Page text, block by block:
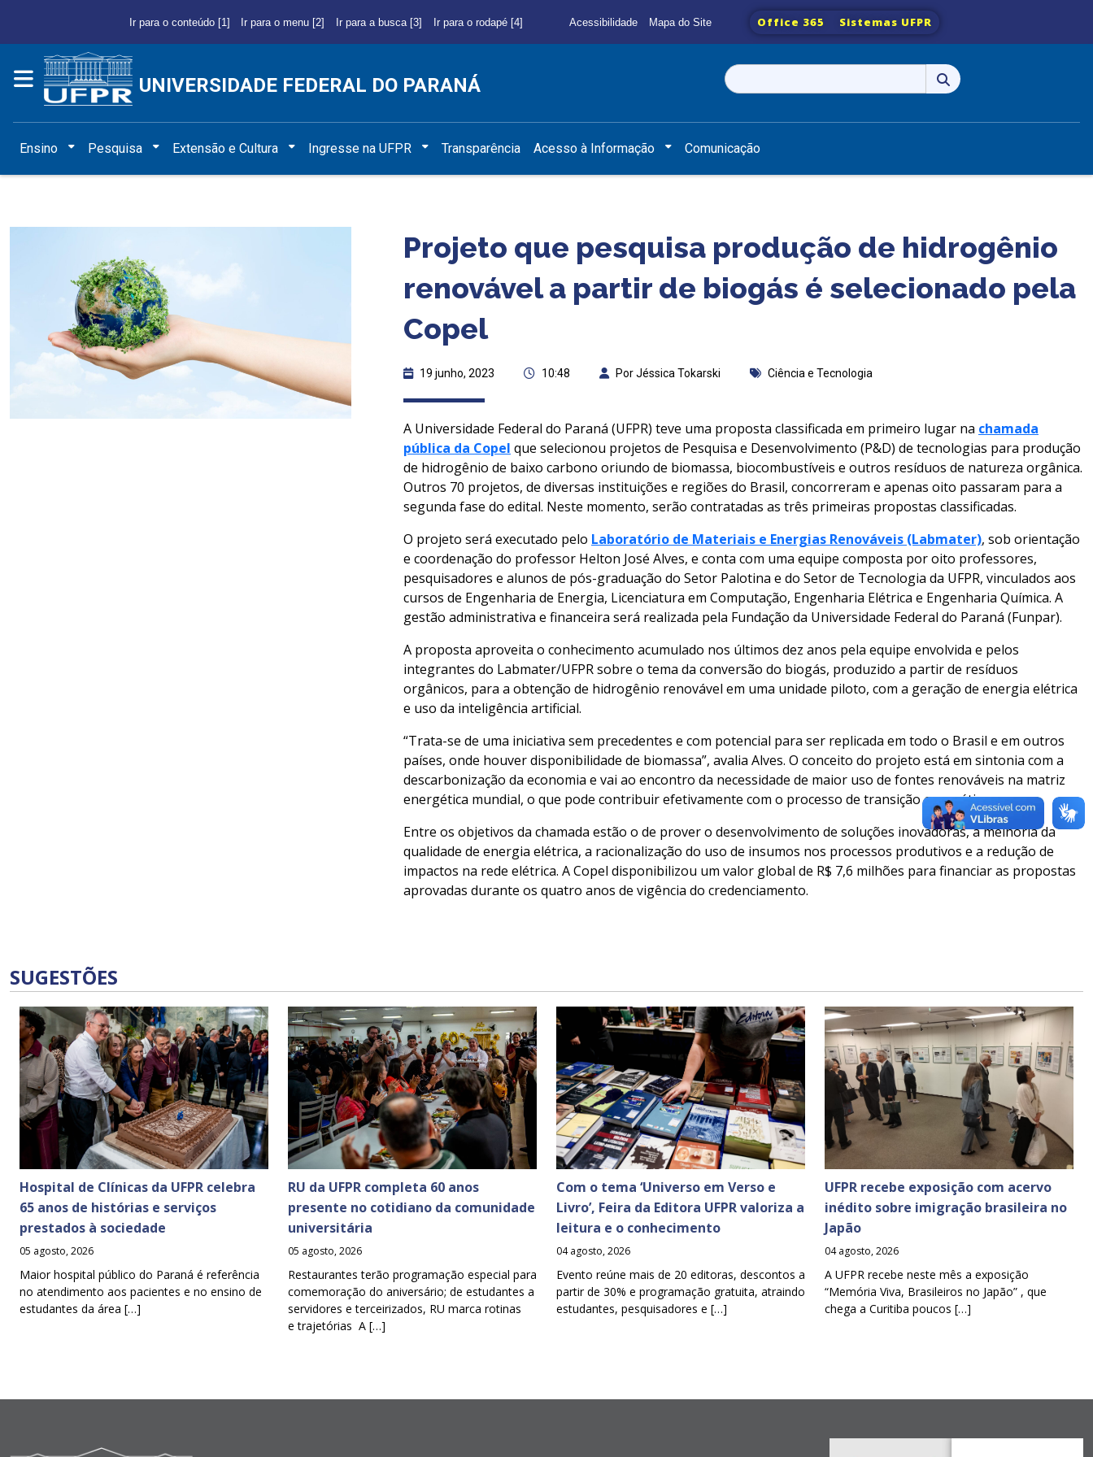
Ir para o conteúdo [1] Ir para o menu [2] Ir para a busca [3] Ir para o rodapé [4] Acessibilidade Mapa do Site Office 365 Sistemas UFPR
UNIVERSIDADE FEDERAL DO PARANÁ
Pesquisar
por:
Ensino Pesquisa Extensão e Cultura Ingresse na UFPR Transparência Acesso à Informação Comunicação
Projeto que pesquisa produção de hidrogênio
renovável a partir de biogás é selecionado pela
Copel
19 junho, 2023 10:48 Por Jéssica Tokarski Ciência e Tecnologia
A Universidade Federal do Paraná (UFPR) teve uma proposta classificada em primeiro lugar na chamada
pública da Copel que selecionou projetos de Pesquisa e Desenvolvimento (P&D) de tecnologias para produção
de hidrogênio de baixo carbono oriundo de biomassa, biocombustíveis e outros resíduos de natureza orgânica.
Outros 70 projetos, de diversas instituições e regiões do Brasil, concorreram e apenas oito passaram para a
segunda fase do edital. Neste momento, serão contratadas as três primeiras propostas classificadas.
O projeto será executado pelo Laboratório de Materiais e Energias Renováveis (Labmater), sob orientação
e coordenação do professor Helton José Alves, e conta com uma equipe composta por oito professores,
pesquisadores e alunos de pós-graduação do Setor Palotina e do Setor de Tecnologia da UFPR, vinculados aos
cursos de Engenharia de Energia, Licenciatura em Computação, Engenharia Elétrica e Engenharia Química. A
gestão administrativa e financeira será realizada pela Fundação da Universidade Federal do Paraná (Funpar).
A proposta aproveita o conhecimento acumulado nos últimos dez anos pela equipe envolvida e pelos
integrantes do Labmater/UFPR sobre o tema da conversão do biogás, produzido a partir de resíduos
orgânicos, para a obtenção de hidrogênio renovável em uma unidade piloto, com a geração de energia elétrica
e uso da inteligência artificial.
“Trata-se de uma iniciativa sem precedentes e com potencial para ser replicada em todo o Brasil e em outros
países, onde houver disponibilidade de biomassa”, avalia Alves. O conceito do projeto está em sintonia com a
descarbonização da economia e vai ao encontro da necessidade de maior uso de fontes renováveis na matriz
energética mundial, o que pode contribuir efetivamente com o processo de transição energética.
Entre os objetivos da chamada estão o de prover o desenvolvimento de soluções inovadoras, a melhoria da
qualidade de energia elétrica, a racionalização do uso de insumos nos processos produtivos e a redução de
impactos na rede elétrica. A Copel disponibilizou um valor global de R$ 7,6 milhões para financiar as propostas
aprovadas durante os quatro anos de vigência do credenciamento.
SUGESTÕES
Hospital de Clínicas da UFPR celebra
65 anos de histórias e serviços
prestados à sociedade
05 agosto, 2026
Maior hospital público do Paraná é referência
no atendimento aos pacientes e no ensino de
estudantes da área […]
RU da UFPR completa 60 anos
presente no cotidiano da comunidade
universitária
05 agosto, 2026
Restaurantes terão programação especial para
comemoração do aniversário; de estudantes a
servidores e terceirizados, RU marca rotinas
e trajetórias A […]
Com o tema ‘Universo em Verso e
Livro’, Feira da Editora UFPR valoriza a
leitura e o conhecimento
04 agosto, 2026
Evento reúne mais de 20 editoras, descontos a
partir de 30% e programação gratuita, atraindo
estudantes, pesquisadores e […]
UFPR recebe exposição com acervo
inédito sobre imigração brasileira no
Japão
04 agosto, 2026
A UFPR recebe neste mês a exposição
“Memória Viva, Brasileiros no Japão” , que
chega a Curitiba poucos […]